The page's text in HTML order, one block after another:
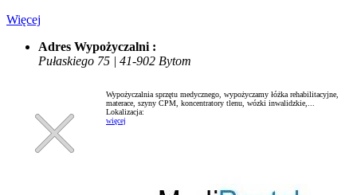
Więcej
Adres Wypożyczalni :
Pułaskiego 75 | 41-902 Bytom
Wypożyczalnia sprzętu medycznego, wypożyczamy łóżka rehabilitacyjne,
materace, szyny CPM, koncentratory tlenu, wózki inwalidzkie,...
Lokalizacja:
więcej